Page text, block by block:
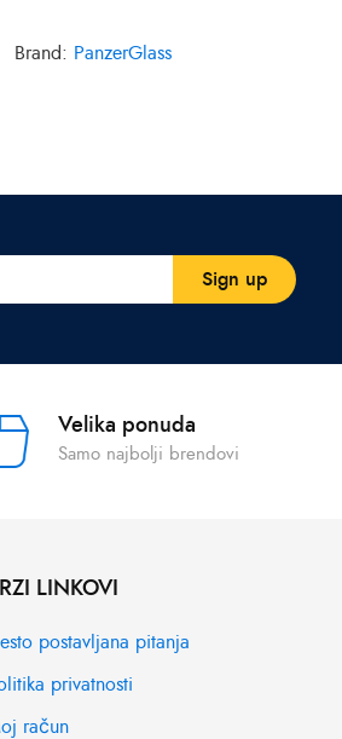
Brand: PanzerGlass
Velika ponuda
Samo najbolji brendovi
LINKOVI
postavljana pitanja
privatnosti
račun